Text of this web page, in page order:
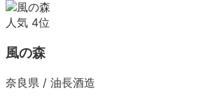
人気 4位
風の森
奈良県 / 油長酒造